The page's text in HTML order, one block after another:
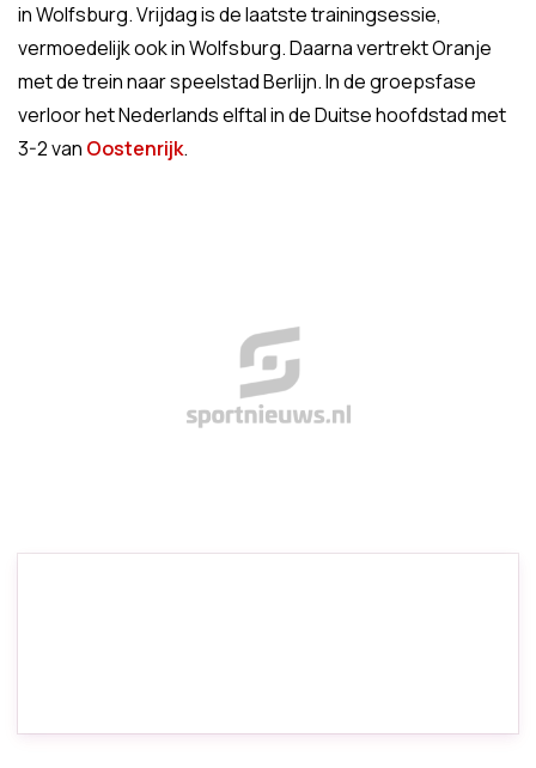
in Wolfsburg. Vrijdag is de laatste trainingsessie,
vermoedelijk ook in Wolfsburg. Daarna vertrekt Oranje
met de trein naar speelstad Berlijn. In de groepsfase
verloor het Nederlands elftal in de Duitse hoofdstad met
3-2 van Oostenrijk.